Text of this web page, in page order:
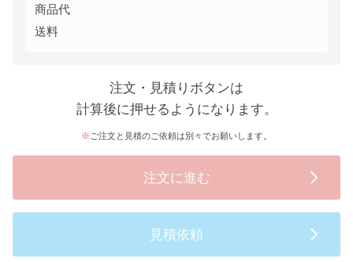
商品代
送料
注文・見積りボタンは
計算後に押せるようになります。
ご注文と見積のご依頼は別々でお願いします。
注文に進む
見積依頼